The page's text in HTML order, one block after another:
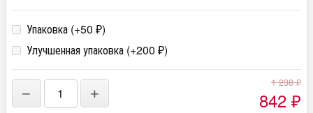
Упаковка (+50 ₽)
Улучшенная упаковка (+200 ₽)
− +
1 238₽
842 ₽